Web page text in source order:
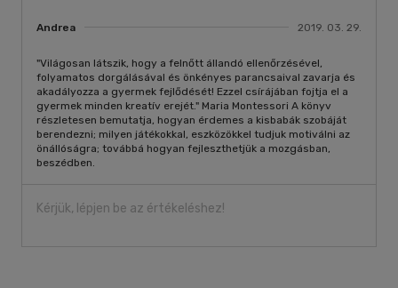
Andrea 2019. 03. 29.
"Világosan látszik, hogy a felnőtt állandó ellenőrzésével,
folyamatos dorgálásával és önkényes parancsaival zavarja és
akadályozza a gyermek fejlődését! Ezzel csírájában fojtja el a
gyermek minden kreatív erejét." Maria Montessori A könyv
részletesen bemutatja, hogyan érdemes a kisbabák szobáját
berendezni; milyen játékokkal, eszközökkel tudjuk motiválni az
önállóságra; továbbá hogyan fejleszthetjük a mozgásban,
beszédben.
Kérjük, lépjen be az értékeléshez!